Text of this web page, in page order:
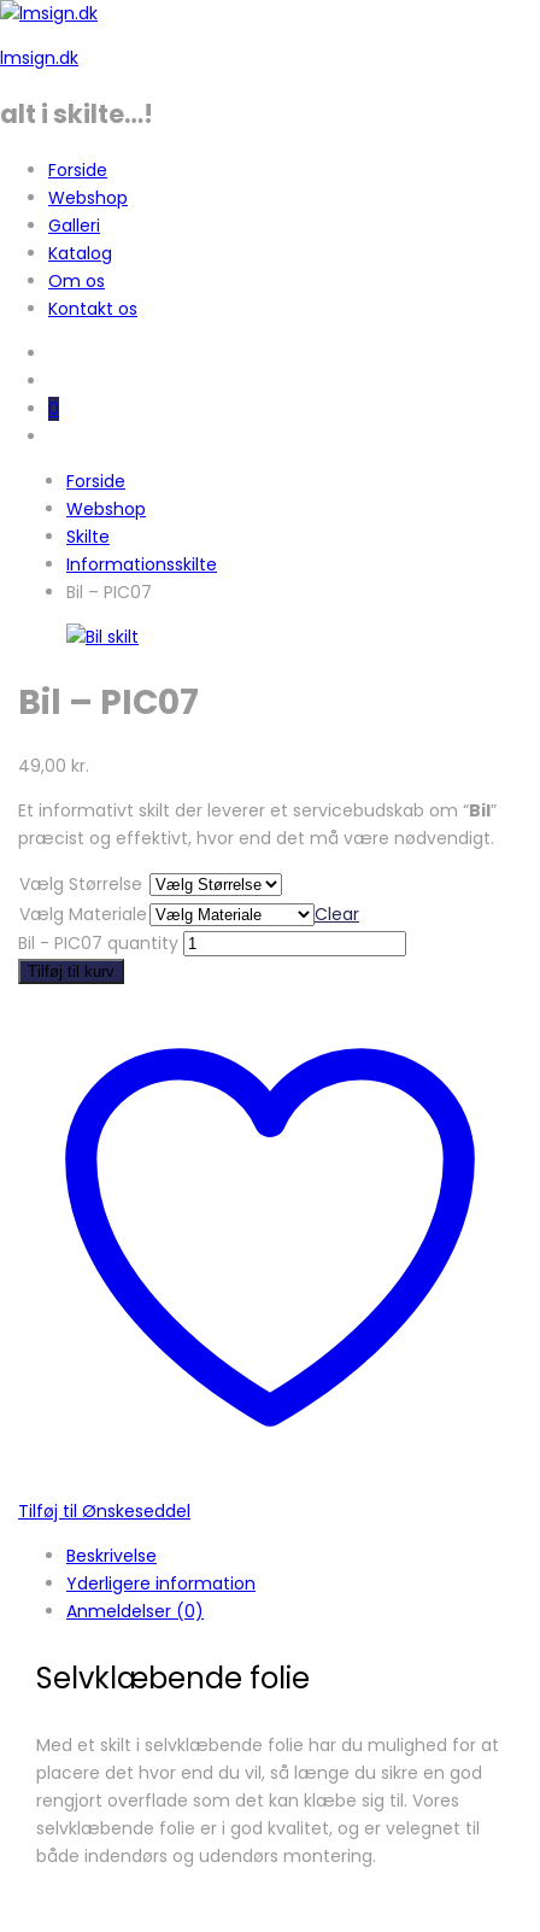
lmsign.dk
alt i skilte…!
Forside
Webshop
Galleri
Katalog
Om os
Kontakt os
0
Forside
Webshop
Skilte
Informationsskilte
Bil – PIC07
Bil – PIC07
49,00 kr.
Et informativt skilt der leverer et servicebudskab om “Bil”
præcist og effektivt, hvor end det må være nødvendigt.
Vælg Størrelse
Vælg Materiale
Clear
Bil - PIC07 quantity
Tilføj til kurv
Tilføj til Ønskeseddel
Beskrivelse
Yderligere information
Anmeldelser (0)
Selvklæbende folie
Med et skilt i selvklæbende folie har du mulighed for at
placere det hvor end du vil, så længe du sikre en god
rengjort overflade som det kan klæbe sig til. Vores
selvklæbende folie er i god kvalitet, og er velegnet til
både indendørs og udendørs montering.